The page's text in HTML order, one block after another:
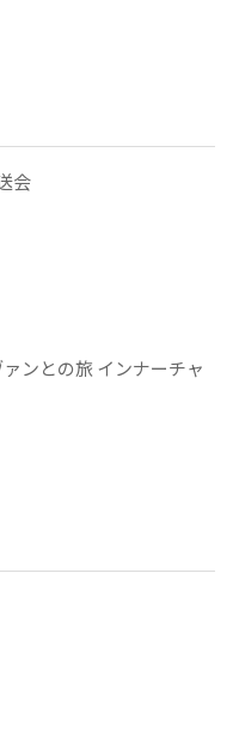
会
ンとの旅 インナーチャ